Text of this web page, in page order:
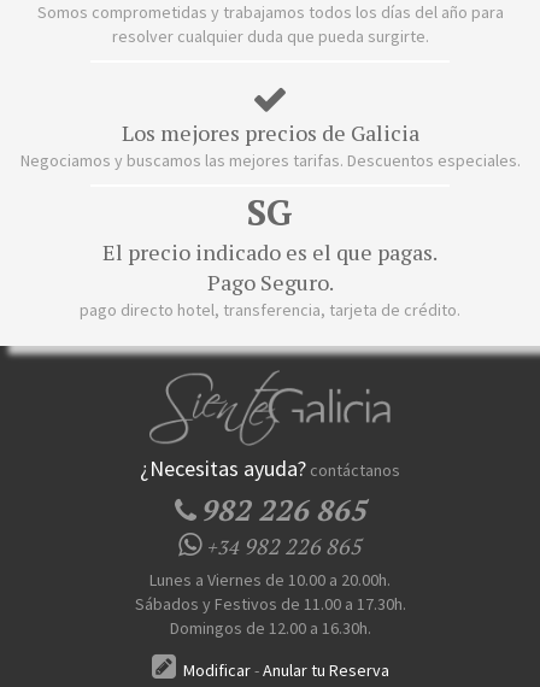
Somos comprometidas y trabajamos todos los días del año para
resolver cualquier duda que pueda surgirte.
Los mejores precios de Galicia
Negociamos y buscamos las mejores tarifas. Descuentos especiales.
SG
El precio indicado es el que pagas.
Pago Seguro.
pago directo hotel, transferencia, tarjeta de crédito.
¿Necesitas ayuda? contáctanos
982 226 865
+34982 226 865
Lunes a Viernes de 10.00 a 20.00h.
Sábados y Festivos de 11.00 a 17.30h.
Domingos de 12.00 a 16.30h.
Modificar-Anular tu Reserva